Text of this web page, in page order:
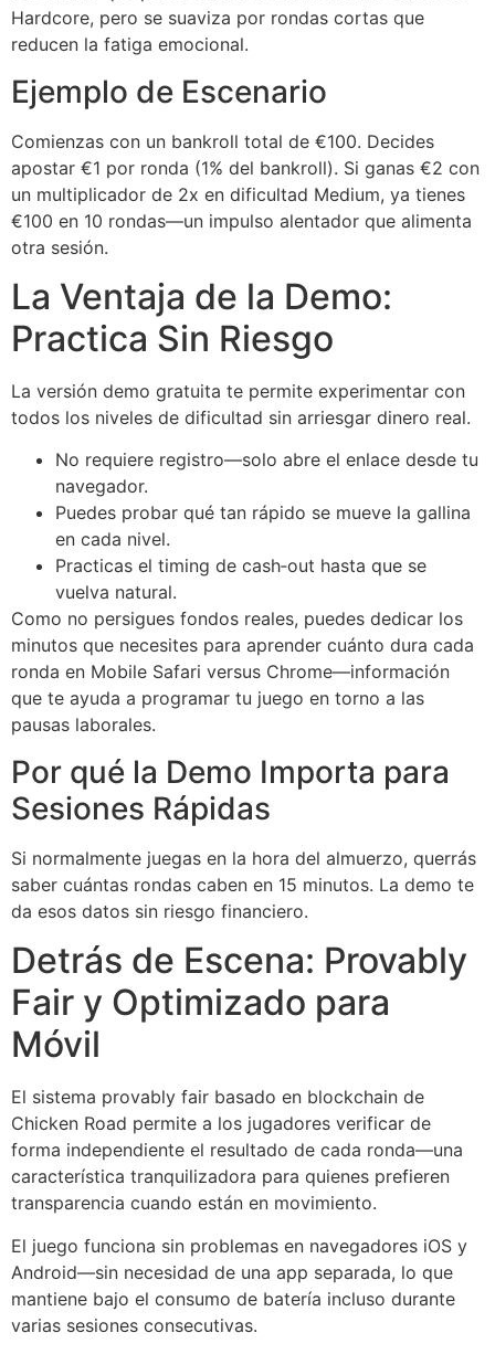
Hardcore, pero se suaviza por rondas cortas que
reducen la fatiga emocional.
Ejemplo de Escenario
Comienzas con un bankroll total de €100. Decides
apostar €1 por ronda (1% del bankroll). Si ganas €2 con
un multiplicador de 2x en dificultad Medium, ya tienes
€100 en 10 rondas—un impulso alentador que alimenta
otra sesión.
La Ventaja de la Demo:
Practica Sin Riesgo
La versión demo gratuita te permite experimentar con
todos los niveles de dificultad sin arriesgar dinero real.
No requiere registro—solo abre el enlace desde tu
navegador.
Puedes probar qué tan rápido se mueve la gallina
en cada nivel.
Practicas el timing de cash‑out hasta que se
vuelva natural.
Como no persigues fondos reales, puedes dedicar los
minutos que necesites para aprender cuánto dura cada
ronda en Mobile Safari versus Chrome—información
que te ayuda a programar tu juego en torno a las
pausas laborales.
Por qué la Demo Importa para
Sesiones Rápidas
Si normalmente juegas en la hora del almuerzo, querrás
saber cuántas rondas caben en 15 minutos. La demo te
da esos datos sin riesgo financiero.
Detrás de Escena: Provably
Fair y Optimizado para
Móvil
El sistema provably fair basado en blockchain de
Chicken Road permite a los jugadores verificar de
forma independiente el resultado de cada ronda—una
característica tranquilizadora para quienes prefieren
transparencia cuando están en movimiento.
El juego funciona sin problemas en navegadores iOS y
Android—sin necesidad de una app separada, lo que
mantiene bajo el consumo de batería incluso durante
varias sesiones consecutivas.